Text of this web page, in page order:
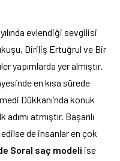
evlendiği sevgilisi
Diriliş Ertuğrul ve Bir
yapımlarda yer almıştır.
en kısa sürede
Dükkanı’nda konuk
atmıştır. Başarılı
de insanlar en çok
Soral saç modeli ise